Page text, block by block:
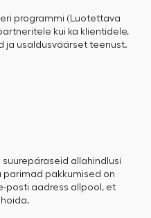
programmi (Luotettava
kui ka klientidele,
ja usaldusväärset teenust.
allahindlusi
parimad pakkumised on
posti aadress allpool, et